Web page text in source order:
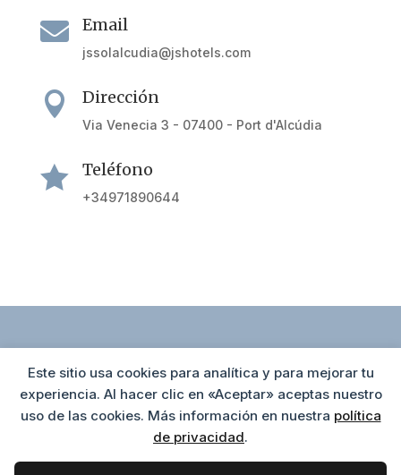
Este sitio usa cookies para analítica y para mejorar tu
experiencia. Al hacer clic en «Aceptar» aceptas nuestro
uso de las cookies. Más información en nuestra política
de privacidad.
 Email
jssolalcudia@jshotels.com
 Dirección
Via Venecia 3 - 07400 - Port d'Alcúdia
 Teléfono
+34971890644
Política de cookies
Política de privacidad
Agrupación Hotelera de Alcúdia